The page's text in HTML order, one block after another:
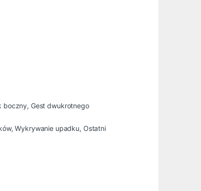
boczny, Gest dwukrotnego
Wykrywanie upadku, Ostatni